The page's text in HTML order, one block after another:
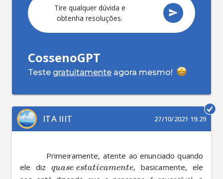
Tire qualquer dúvida e
obtenha resoluções.
CossenoGPT
Teste gratuitamente agora mesmo!
ITA IIIT 27/10/2021 19:29
ele diz
quase estaticamente, basicamente, ele